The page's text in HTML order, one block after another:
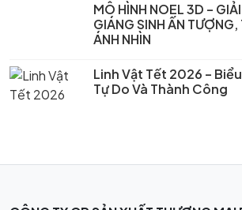
MÔ HÌNH NOEL 3D –
GIÁNG SINH ẤN TƯỢNG,
ÁNH NHÌN
Linh Vật Tết 2026 –
Tự Do Và Thành Công